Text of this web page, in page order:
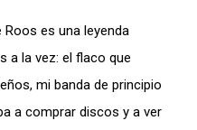
es una leyenda
a la vez: el flaco que
mi banda de principio
a comprar discos y a ver